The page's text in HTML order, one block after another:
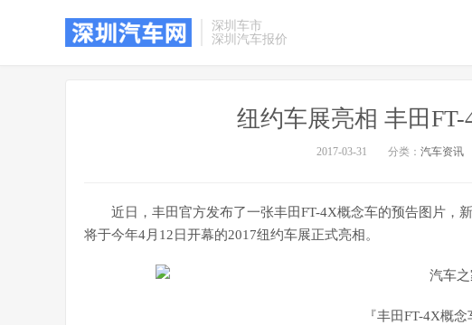
深圳车市
深圳汽车报价
纽约车展亮相 丰田FT-
2017-03-31 分类： 汽车资讯
近日，丰田官方发布了一张丰田FT-4X概念车的预告图片，
将于今年4月12日开幕的2017纽约车展正式亮相。
『丰田FT-4X概念